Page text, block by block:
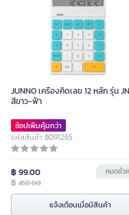
JUNNO เครื่องคิดเลข 12 หลัก รุ่น
สีขาว-ฟ้า
ช้อปเพิ่มคุ้มกว่า
รหัสสินค้า 8091265
฿ 99.00
฿ 450.00
หมดชั่ว
แจ้งเตือนเมื่อมีสินค้า